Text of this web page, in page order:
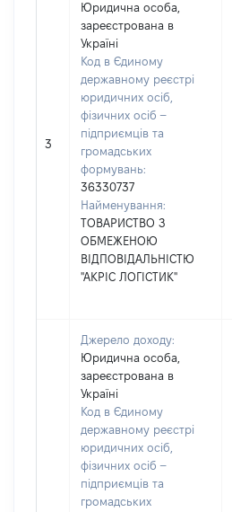
3
Юридична особа,
зареєстрована в
Україні
Код в Єдиному
державному реєстрі
юридичних осіб,
фізичних осіб –
підприємців та
громадських
формувань:
36330737
Найменування:
ТОВАРИСТВО З
ОБМЕЖЕНОЮ
ВІДПОВІДАЛЬНІСТЮ
"АКРІС ЛОГІСТИК"
Джерело доходу:
Юридична особа,
зареєстрована в
Україні
Код в Єдиному
державному реєстрі
юридичних осіб,
фізичних осіб –
підприємців та
громадських